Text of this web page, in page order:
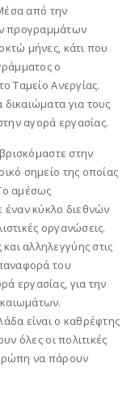
από την
προγραμμάτων
μήνες, κάτι που
ο
Ταμείο Ανεργίας.
για τους
αγορά εργασίας.
στην
σημείο της οποίας
αμέσως
κύκλο διεθνών
οργανώσεις.
αλληλεγγύης στις
του
εργασίας, για την
είναι ο καθρέφτης
όλες οι πολιτικές
να πάρουν